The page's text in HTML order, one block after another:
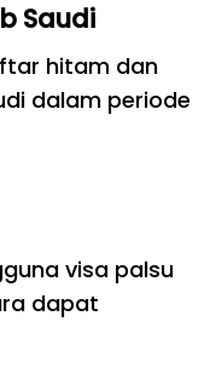
Saudi
hitam dan
dalam periode
visa palsu
dapat